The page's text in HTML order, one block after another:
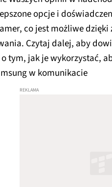
opcje i
co jest możliwe
Czytaj dalej, aby
o tym, jak je wykorzystać,
w komunikacie